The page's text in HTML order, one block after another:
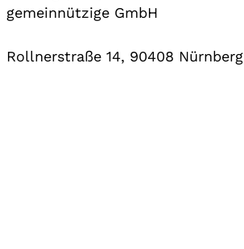
gemeinnützige GmbH
Rollnerstraße 14, 90408 Nürnberg